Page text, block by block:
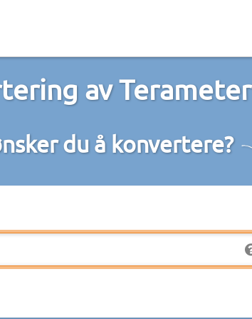
av Terameter
du å konvertere?